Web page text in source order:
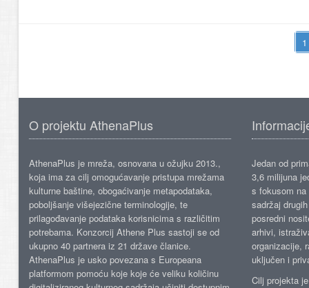
O projektu AthenaPlus
AthenaPlus je mreža, osnovana u ožujku 2013.,
koja ima za cilj omogućavanje pristupa mrežama
kulturne baštine, obogaćivanje metapodataka,
poboljšanje višejezične terminologije, te
prilagođavanje podataka korisnicima s različitim
potrebama. Konzorcij Athene Plus sastoji se od
ukupno 40 partnera iz 21 države članice.
AthenaPlus je usko povezana s Europeana
platformom pomoću koje koje će veliku količinu
Jedan od
3,6 milijuna
s fokusom
sadržaj
posredni
arhivi,
organizacije,
uključen i
Cilj projekta